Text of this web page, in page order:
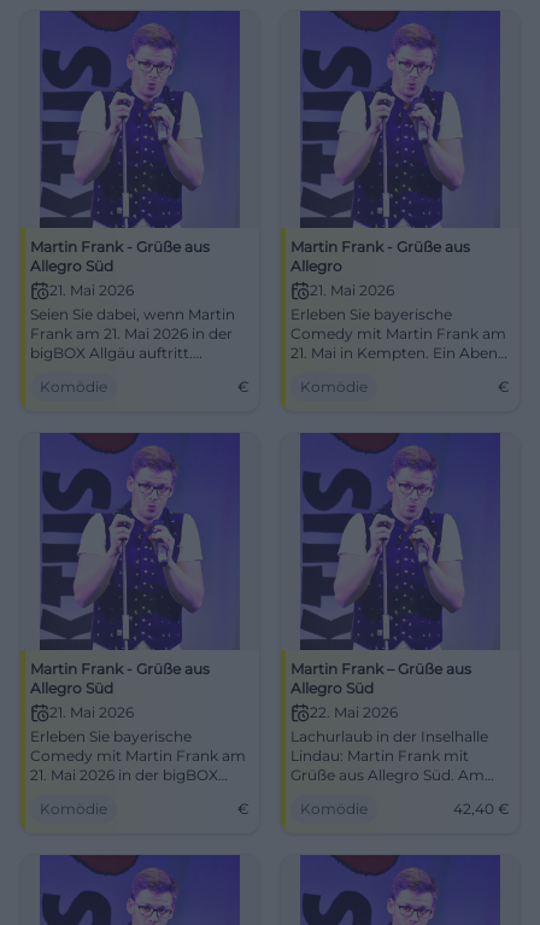
Martin Frank - Grüße aus
Allegro Süd
21. Mai 2026
Seien Sie dabei, wenn Martin
Frank am 21. Mai 2026 in der
bigBOX Allgäu auftritt.
bayerisch.
Komödie €
Martin Frank - Grüße aus
Allegro
21. Mai 2026
Erleben Sie bayerische
Comedy mit Martin Frank am
21. Mai in Kempten. Ein Abend
erwartet Sie!
Komödie €
Martin Frank - Grüße aus
Allegro Süd
21. Mai 2026
Erleben Sie bayerische
Comedy mit Martin Frank am
21. Mai 2026 in der bigBOX
Komödie
€
Martin Frank – Grüße aus
Allegro Süd
22. Mai 2026
Lachurlaub in der Inselhalle
Lindau: Martin Frank mit
Grüße aus Allegro Süd. Am
ab ca. 42,40 €. Schlaues
beste Sicht. Jetzt Plätze
sichern! #ComedyLindau
Komödie 42,40 €